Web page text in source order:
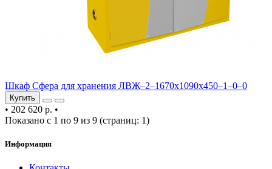
Шкаф Сфера для хранения ЛВЖ–2–1670х1090х450–1–0–0
Купить
• 202 620 р. •
Показано с 1 по 9 из 9 (страниц: 1)
Информация